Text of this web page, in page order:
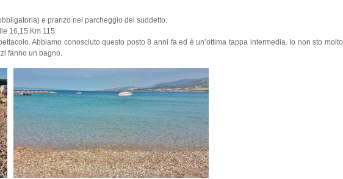
e pranzo nel parcheggio del suddetto.
16,15 Km 115
Abbiamo conosciuto questo posto 8 anni fa ed è un’ottima tappa intermedia. Io non sto molto
fanno un bagno.